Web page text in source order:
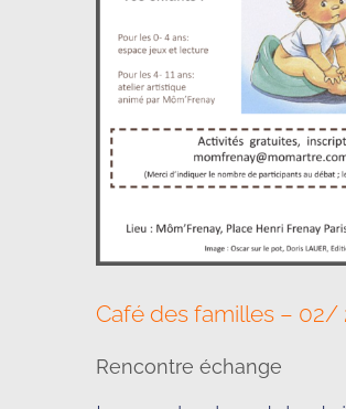
Café des familles – 02/
Rencontre échange